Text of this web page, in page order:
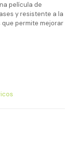
película de
y resistente a la
permite mejorar